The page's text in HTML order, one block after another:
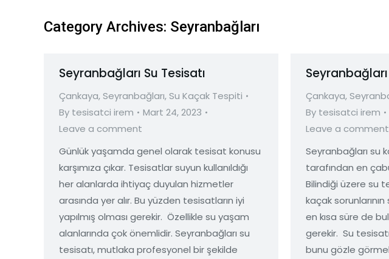
Category Archives: Seyranbağları
Seyranbağları Su Tesisatı
Çankaya,Seyranbağları,Su Kaçak Tespiti
By tesisatci irem
Mart 24, 2023
Leave a comment
Günlük yaşamda genel olarak tesisat konusu
karşımıza çıkar. Tesisatlar suyun kullanıldığı
her alanlarda ihtiyaç duyulan hizmetler
arasında yer alır. Bu yüzden tesisatların iyi
yapılmış olması gerekir. Özellikle su yaşam
alanlarında çok önemlidir. Seyranbağları su
tesisatı, mutlaka profesyonel bir şekilde
Çankaya,
By tesisatci irem
Leave a comment
Seyranbağları su
tarafından en
Bilindiği üzere su
kaçak
en kısa süre de
gerekir. Su
bunu gözle